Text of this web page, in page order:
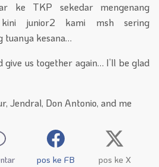
ke TKP sekedar mengenang
kini junior2 kami msh sering
tuanya kesana…
give us together again… I’ll be glad
Jendral, Don Antonio, and me
pos ke FB pos ke X